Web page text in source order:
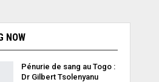
NOW
Pénurie de sang au Togo :
Dr Gilbert Tsolenyanu